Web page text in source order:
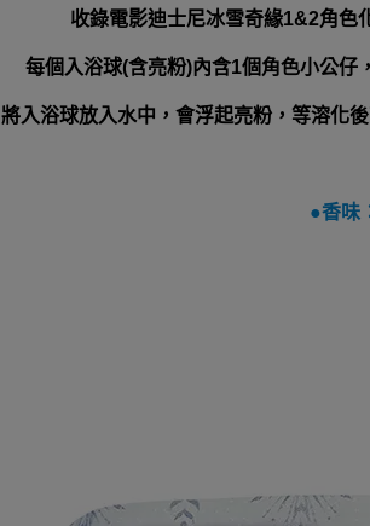
收錄電影迪士尼冰雪奇緣1&2角色
每個入浴球(含亮粉)內含1個角色小公仔
將入浴球放入水中，會浮起亮粉，等溶化
●香味